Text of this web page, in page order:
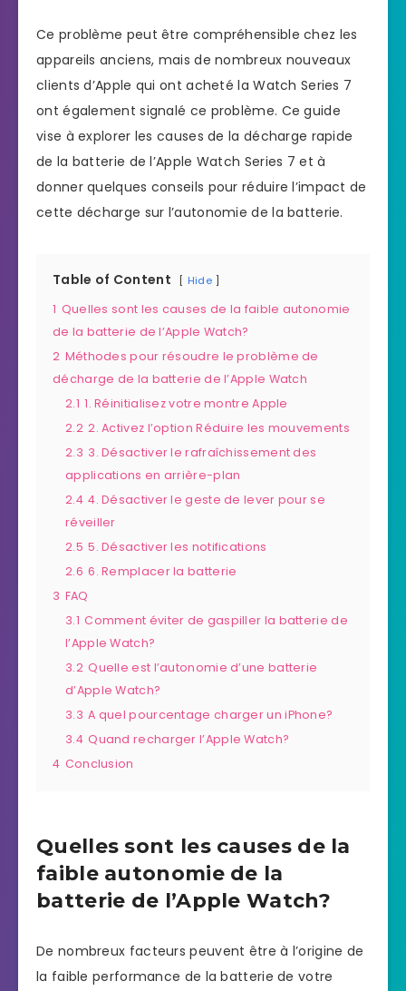
Ce problème peut être compréhensible chez les
appareils anciens, mais de nombreux nouveaux
clients d’Apple qui ont acheté la Watch Series 7
ont également signalé ce problème. Ce guide
vise à explorer les causes de la décharge rapide
de la batterie de l’Apple Watch Series 7 et à
donner quelques conseils pour réduire l’impact de
cette décharge sur l’autonomie de la batterie.
Table of Content Hide
1 Quelles sont les causes de la faible autonomie
de la batterie de l’Apple Watch?
2 Méthodes pour résoudre le problème de
décharge de la batterie de l’Apple Watch
2.1 1. Réinitialisez votre montre Apple
2.2 2. Activez l’option Réduire les mouvements
2.3 3. Désactiver le rafraîchissement des
applications en arrière-plan
2.4 4. Désactiver le geste de lever pour se
réveiller
2.5 5. Désactiver les notifications
2.6 6. Remplacer la batterie
3 FAQ
3.1 Comment éviter de gaspiller la batterie de
l’Apple Watch?
3.2 Quelle est l’autonomie d’une batterie
d’Apple Watch?
3.3 A quel pourcentage charger un iPhone?
3.4 Quand recharger l’Apple Watch?
4 Conclusion
Quelles sont les causes de la
faible autonomie de la
batterie de l’Apple Watch?
De nombreux facteurs peuvent être à l’origine de
la faible performance de la batterie de votre